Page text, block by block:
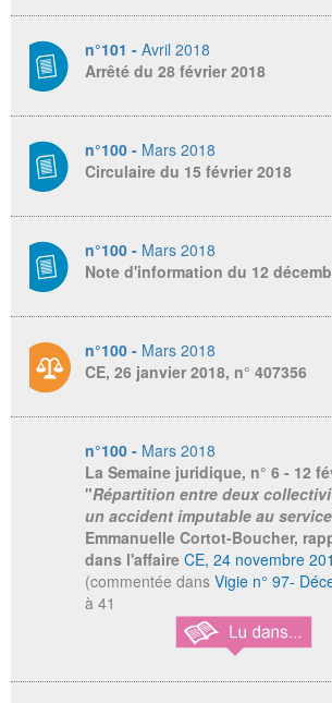
n°101 - Avril 2018
Arrêté du 28 février 2018
n°100 - Mars 2018
Circulaire du 15 février 2018
n°100 - Mars 2018
Note d'information du 12
n°100 - Mars 2018
CE, 26 janvier 2018, n° 407356
n°100 - Mars 2018
La Semaine juridique, n° 6 - 12
"Répartition entre deux
un accident imputable au service
Emmanuelle Cortot-Boucher,
dans l'affaire CE, 24 novembre
(commentée dans Vigie n° 97-
à 41